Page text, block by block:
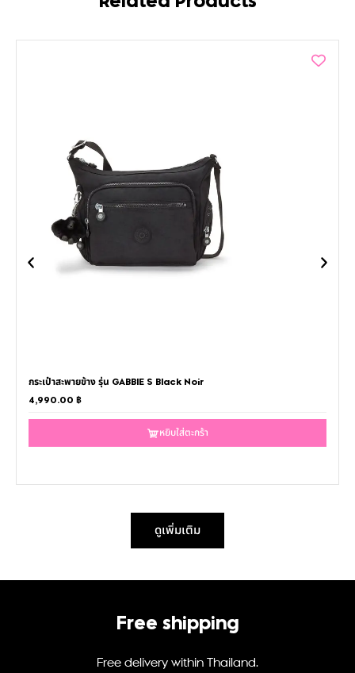
กระเป๋าสะพายข้าง รุ่น GABBIE S Black Noir
4,990.00 ฿
หยิบใส่ตะกร้า
ดูเพิ่มเติม
Free shipping
Free delivery within Thailand.